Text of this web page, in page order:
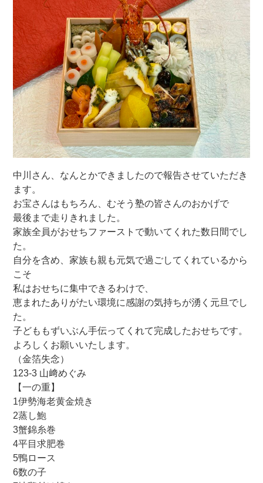
中川さん、なんとかできましたので報告させていただき
ます。
お宝さんはもちろん、むそう塾の皆さんのおかげで
最後まで走りきれました。
家族全員がおせちファーストで動いてくれた数日間でし
た。
自分を含め、家族も親も元気で過ごしてくれているから
こそ
私はおせちに集中できるわけで、
恵まれたありがたい環境に感謝の気持ちが湧く元旦でし
た。
子どももずいぶん手伝ってくれて完成したおせちです。
よろしくお願いいたします。
（金箔失念）
123-3 山﨑めぐみ
【一の重】
1伊勢海老黄金焼き
2蒸し鮑
3蟹錦糸巻
4平目求肥巻
5鴨ロース
6数の子